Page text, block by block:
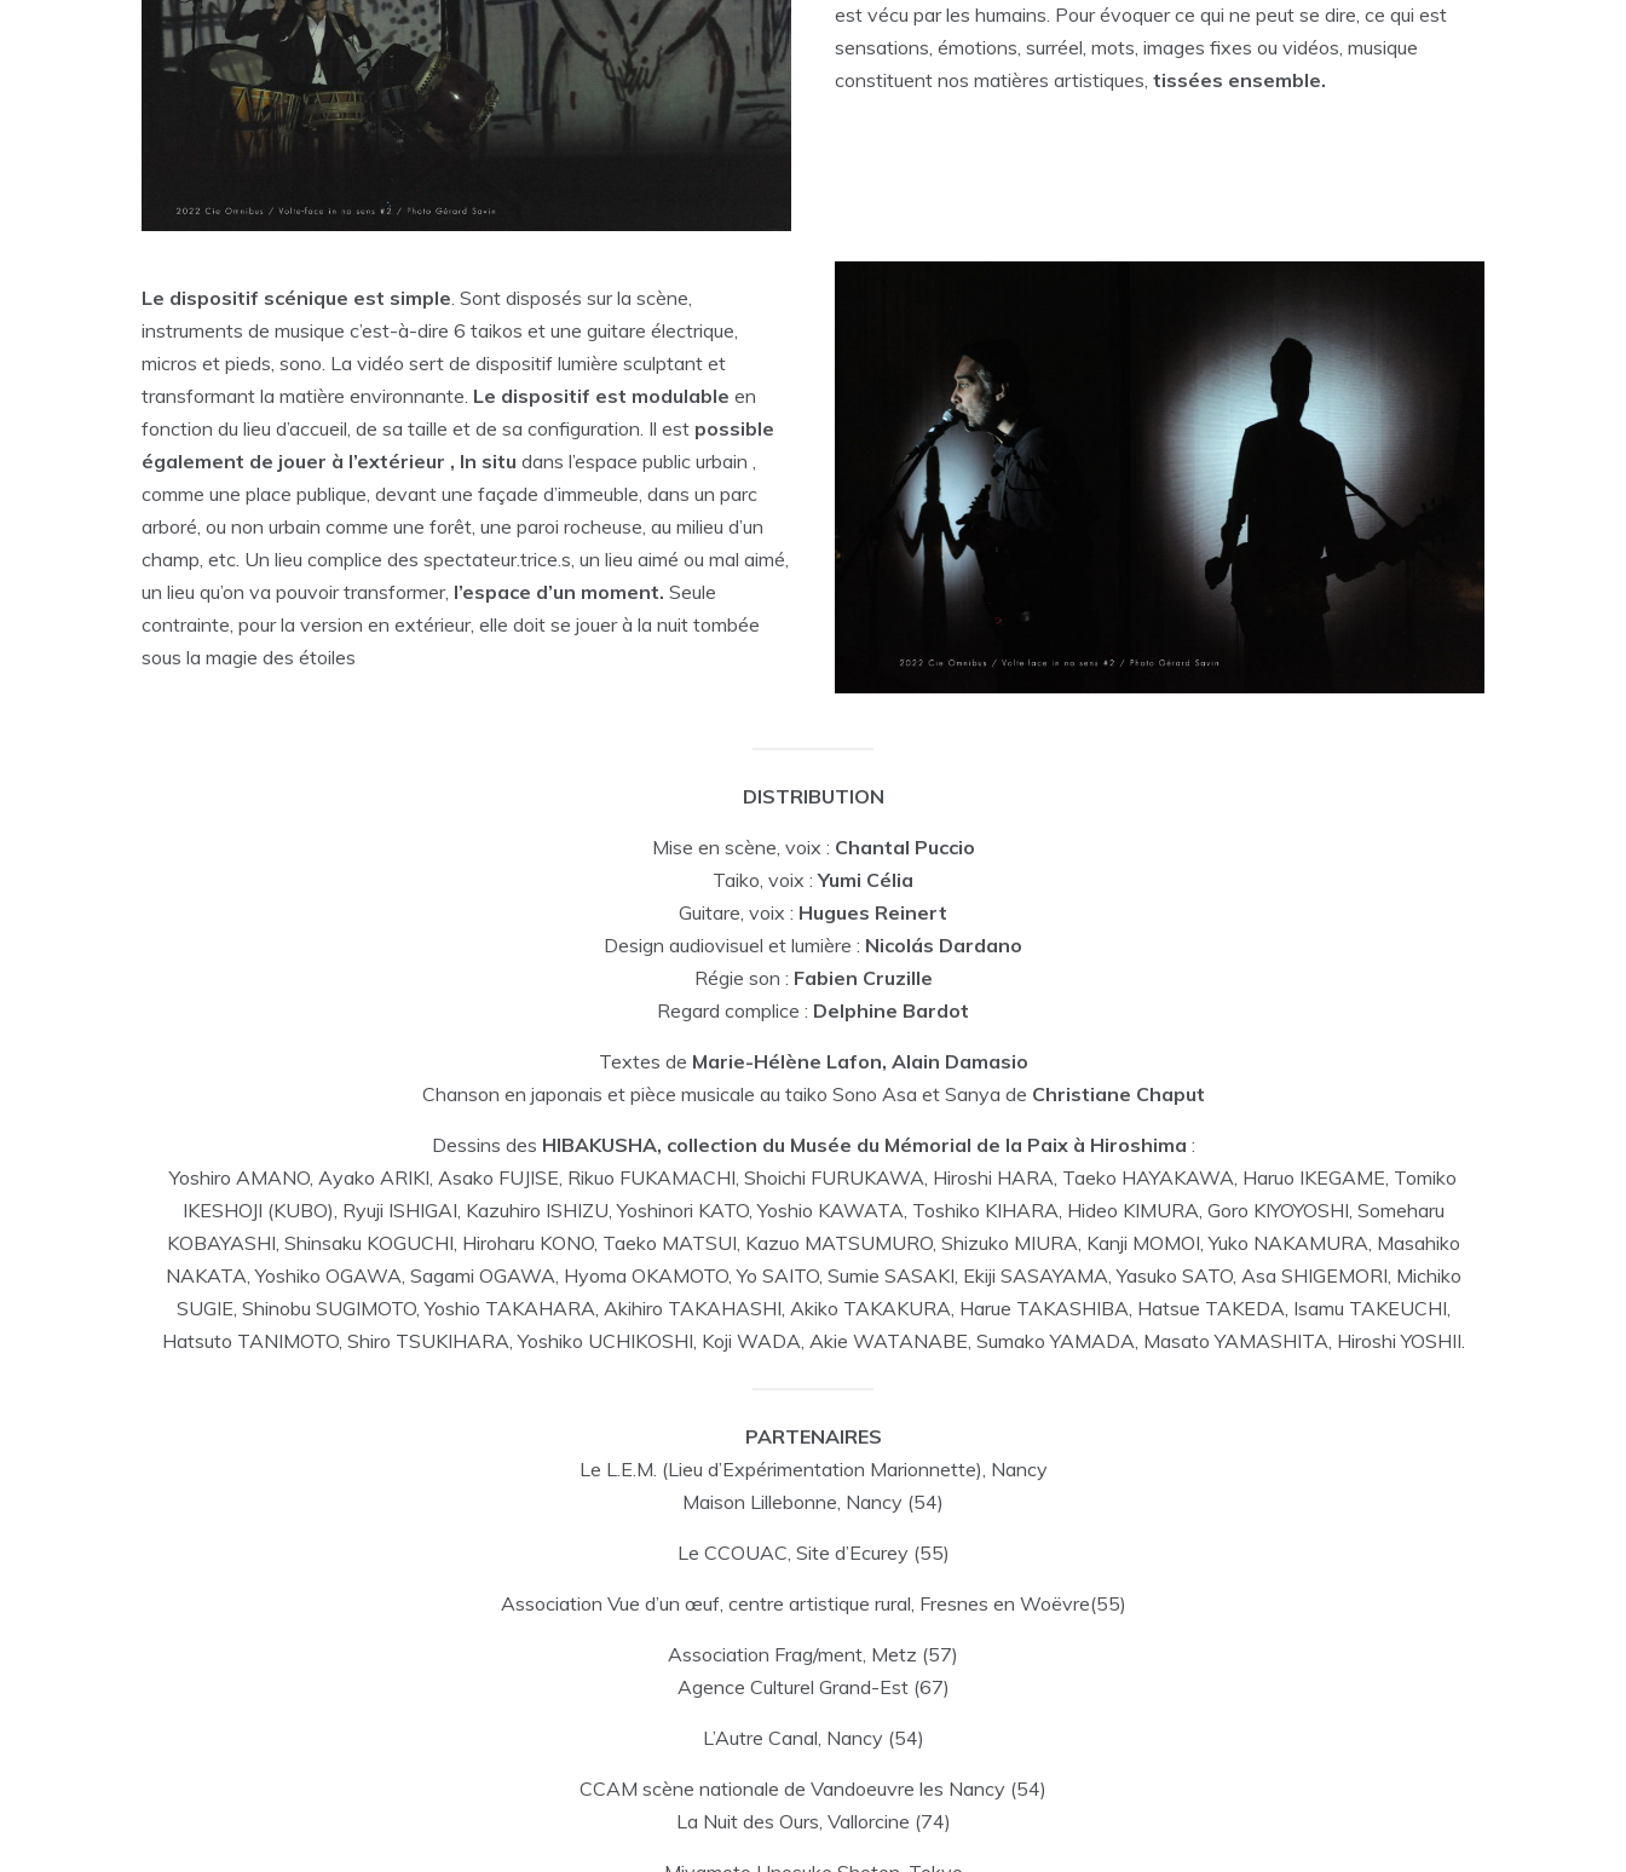
est vécu par les humains. Pour évoquer ce qui ne peut se dire, ce qui est
sensations, émotions, surréel, mots, images fixes ou vidéos, musique
constituent nos matières artistiques, tissées ensemble.
Le dispositif scénique est simple . Sont disposés sur la scène,
instruments de musique c’est-à-dire 6 taikos et une guitare électrique,
micros et pieds, sono. La vidéo sert de dispositif lumière sculptant et
transformant la matière environnante. Le dispositif est modulable en
fonction du lieu d’accueil, de sa taille et de sa configuration. Il est possible
également de jouer à l’extérieur , In situ dans l’espace public urbain ,
comme une place publique, devant une façade d’immeuble, dans un parc
arboré, ou non urbain comme une forêt, une paroi rocheuse, au milieu d’un
champ, etc. Un lieu complice des spectateur.trice.s, un lieu aimé ou mal aimé,
un lieu qu’on va pouvoir transformer, l’espace d’un moment. Seule
contrainte, pour la version en extérieur, elle doit se jouer à la nuit tombée
sous la magie des étoiles
DISTRIBUTION
Mise en scène, voix : Chantal Puccio
Taiko, voix :Yumi Célia
Guitare, voix : Hugues Reinert
Design audiovisuel et lumière : Nicolás Dardano
Régie son : Fabien Cruzille
Regard complice : Delphine Bardot
Textes de Marie-Hélène Lafon, Alain Damasio
Chanson en japonais et pièce musicale au taiko Sono Asa et Sanya de Christiane Chaput
Dessins des HIBAKUSHA, collection du Musée du Mémorial de la Paix à Hiroshima :
Yoshiro AMANO, Ayako ARIKI, Asako FUJISE, Rikuo FUKAMACHI, Shoichi FURUKAWA, Hiroshi HARA, Taeko HAYAKAWA, Haruo IKEGAME, Tomiko
IKESHOJI (KUBO), Ryuji ISHIGAI, Kazuhiro ISHIZU, Yoshinori KATO, Yoshio KAWATA, Toshiko KIHARA, Hideo KIMURA, Goro KIYOYOSHI, Someharu
KOBAYASHI, Shinsaku KOGUCHI, Hiroharu KONO, Taeko MATSUI, Kazuo MATSUMURO, Shizuko MIURA, Kanji MOMOI, Yuko NAKAMURA, Masahiko
NAKATA, Yoshiko OGAWA, Sagami OGAWA, Hyoma OKAMOTO, Yo SAITO, Sumie SASAKI, Ekiji SASAYAMA, Yasuko SATO, Asa SHIGEMORI, Michiko
SUGIE, Shinobu SUGIMOTO, Yoshio TAKAHARA, Akihiro TAKAHASHI, Akiko TAKAKURA, Harue TAKASHIBA, Hatsue TAKEDA, Isamu TAKEUCHI,
Hatsuto TANIMOTO, Shiro TSUKIHARA, Yoshiko UCHIKOSHI, Koji WADA, Akie WATANABE, Sumako YAMADA, Masato YAMASHITA, Hiroshi YOSHII.
PARTENAIRES
Le L.E.M. (Lieu d’Expérimentation Marionnette), Nancy
Maison Lillebonne, Nancy (54)
Le CCOUAC, Site d’Ecurey (55)
Association Vue d’un œuf, centre artistique rural, Fresnes en Woëvre(55)
Association Frag/ment, Metz (57)
Agence Culturel Grand-Est (67)
L’Autre Canal, Nancy (54)
CCAM scène nationale de Vandoeuvre les Nancy (54)
La Nuit des Ours, Vallorcine (74)